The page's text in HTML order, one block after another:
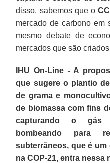
disso, sabemos que o
mercado de carbono em
mesmo debate de
mercados que são
IHU On-Line - A
que sugere o plantio
de grama e
de biomassa com fins
capturando o gás
bombeando para
subterrâneos, que é
na COP-21, entra nessa